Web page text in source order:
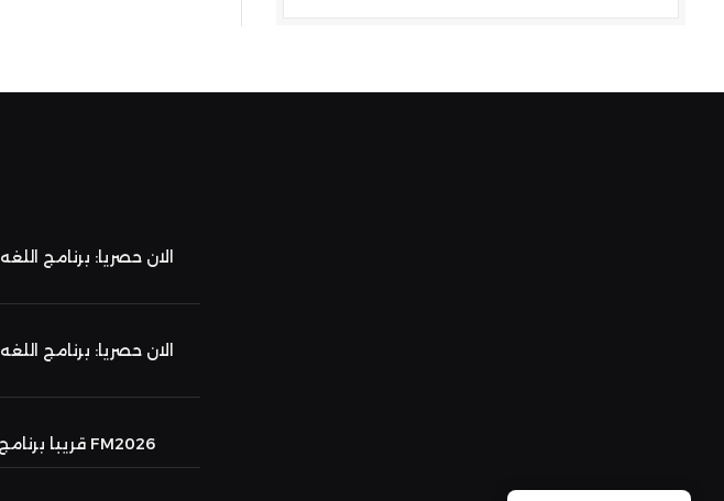
قريبا برنامج اللغه العربيه فتبول مانيجر FM2026